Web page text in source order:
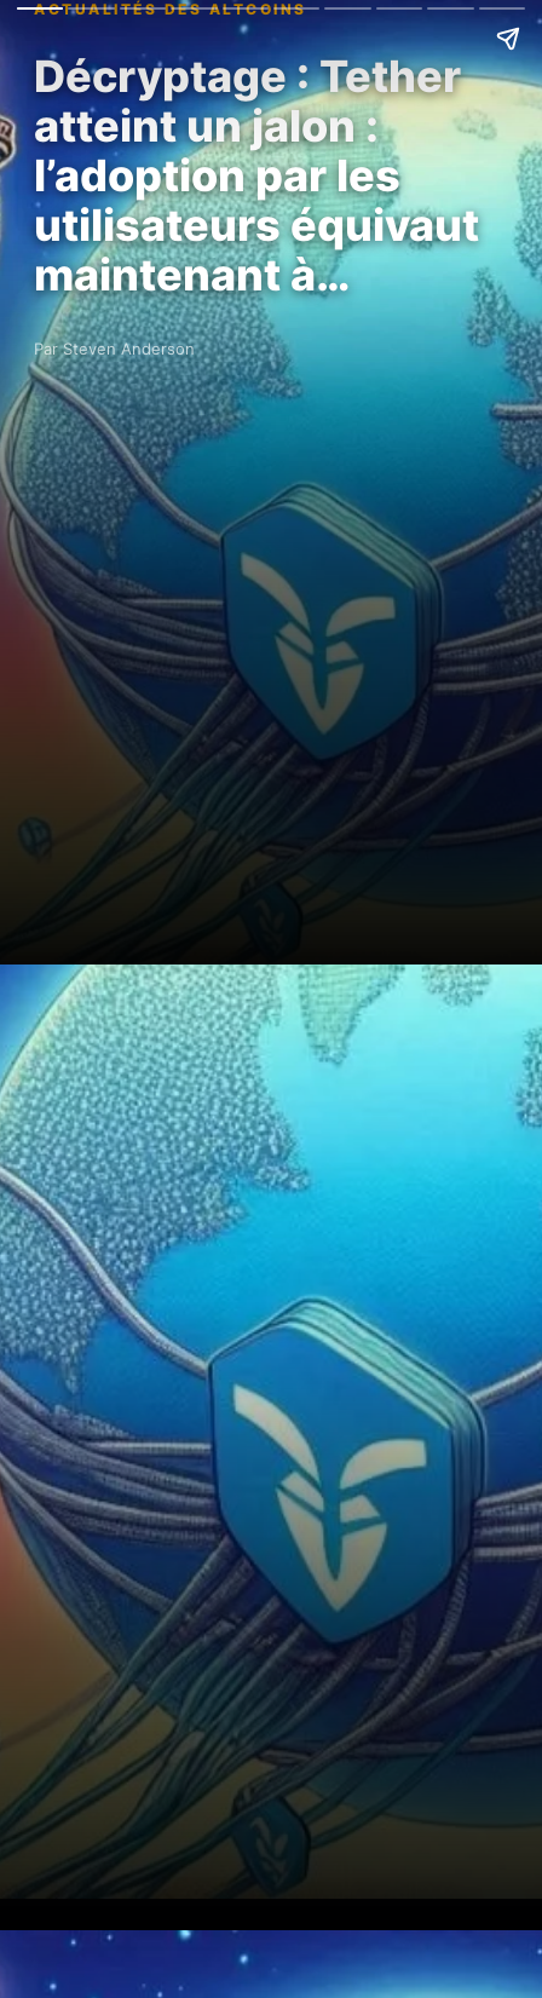
ACTUALITÉS DES ALTCOINS
Décryptage : Tether
atteint un jalon :
l’adoption par les
utilisateurs équivaut
maintenant à…
Par Steven Anderson